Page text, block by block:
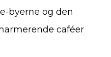
byerne og den
caféer